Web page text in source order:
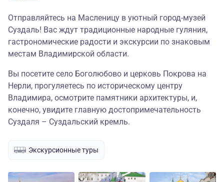
Отправляйтесь на Масленицу в уютный город-музей
Суздаль! Вас ждут традиционные народные гуляния,
гастрономические радости и экскурсии по знаковым
местам Владимирской области.
Вы посетите село Боголюбово и церковь Покрова на
Нерли, прогуляетесь по историческому центру
Владимира, осмотрите памятники архитектуры, и,
конечно, увидите главную достопримечательность
Суздаля – Суздальский кремль.
Экскурсионные туры